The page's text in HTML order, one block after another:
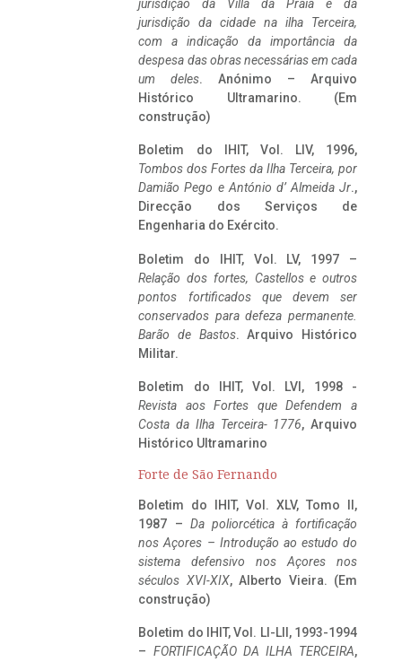
jurisdição da Villa da Praia e da
jurisdição da cidade na ilha Terceira,
com a indicação da importância da
despesa das obras necessárias em cada
um deles. Anónimo – Arquivo
Histórico Ultramarino. (Em
construção)
Boletim do IHIT, Vol. LIV, 1996,
Tombos dos Fortes da Ilha Terceira, por
Damião Pego e António d’ Almeida Jr.,
Direcção dos Serviços de
Engenharia do Exército.
Boletim do IHIT, Vol. LV, 1997 –
Relação dos fortes, Castellos e outros
pontos fortificados que devem ser
conservados para defeza permanente.
Barão de Bastos. Arquivo Histórico
Militar.
Boletim do IHIT, Vol. LVI, 1998 -
Revista aos Fortes que Defendem a
Costa da Ilha Terceira- 1776, Arquivo
Histórico Ultramarino
Forte de São Fernando
Boletim do IHIT, Vol. XLV, Tomo II,
1987 – Da poliorcética à fortificação
nos Açores – Introdução ao estudo do
sistema defensivo nos Açores nos
séculos XVI-XIX, Alberto Vieira. (Em
construção)
Boletim do IHIT, Vol. LI-LII, 1993-1994
– FORTIFICAÇÃO DA ILHA TERCEIRA,